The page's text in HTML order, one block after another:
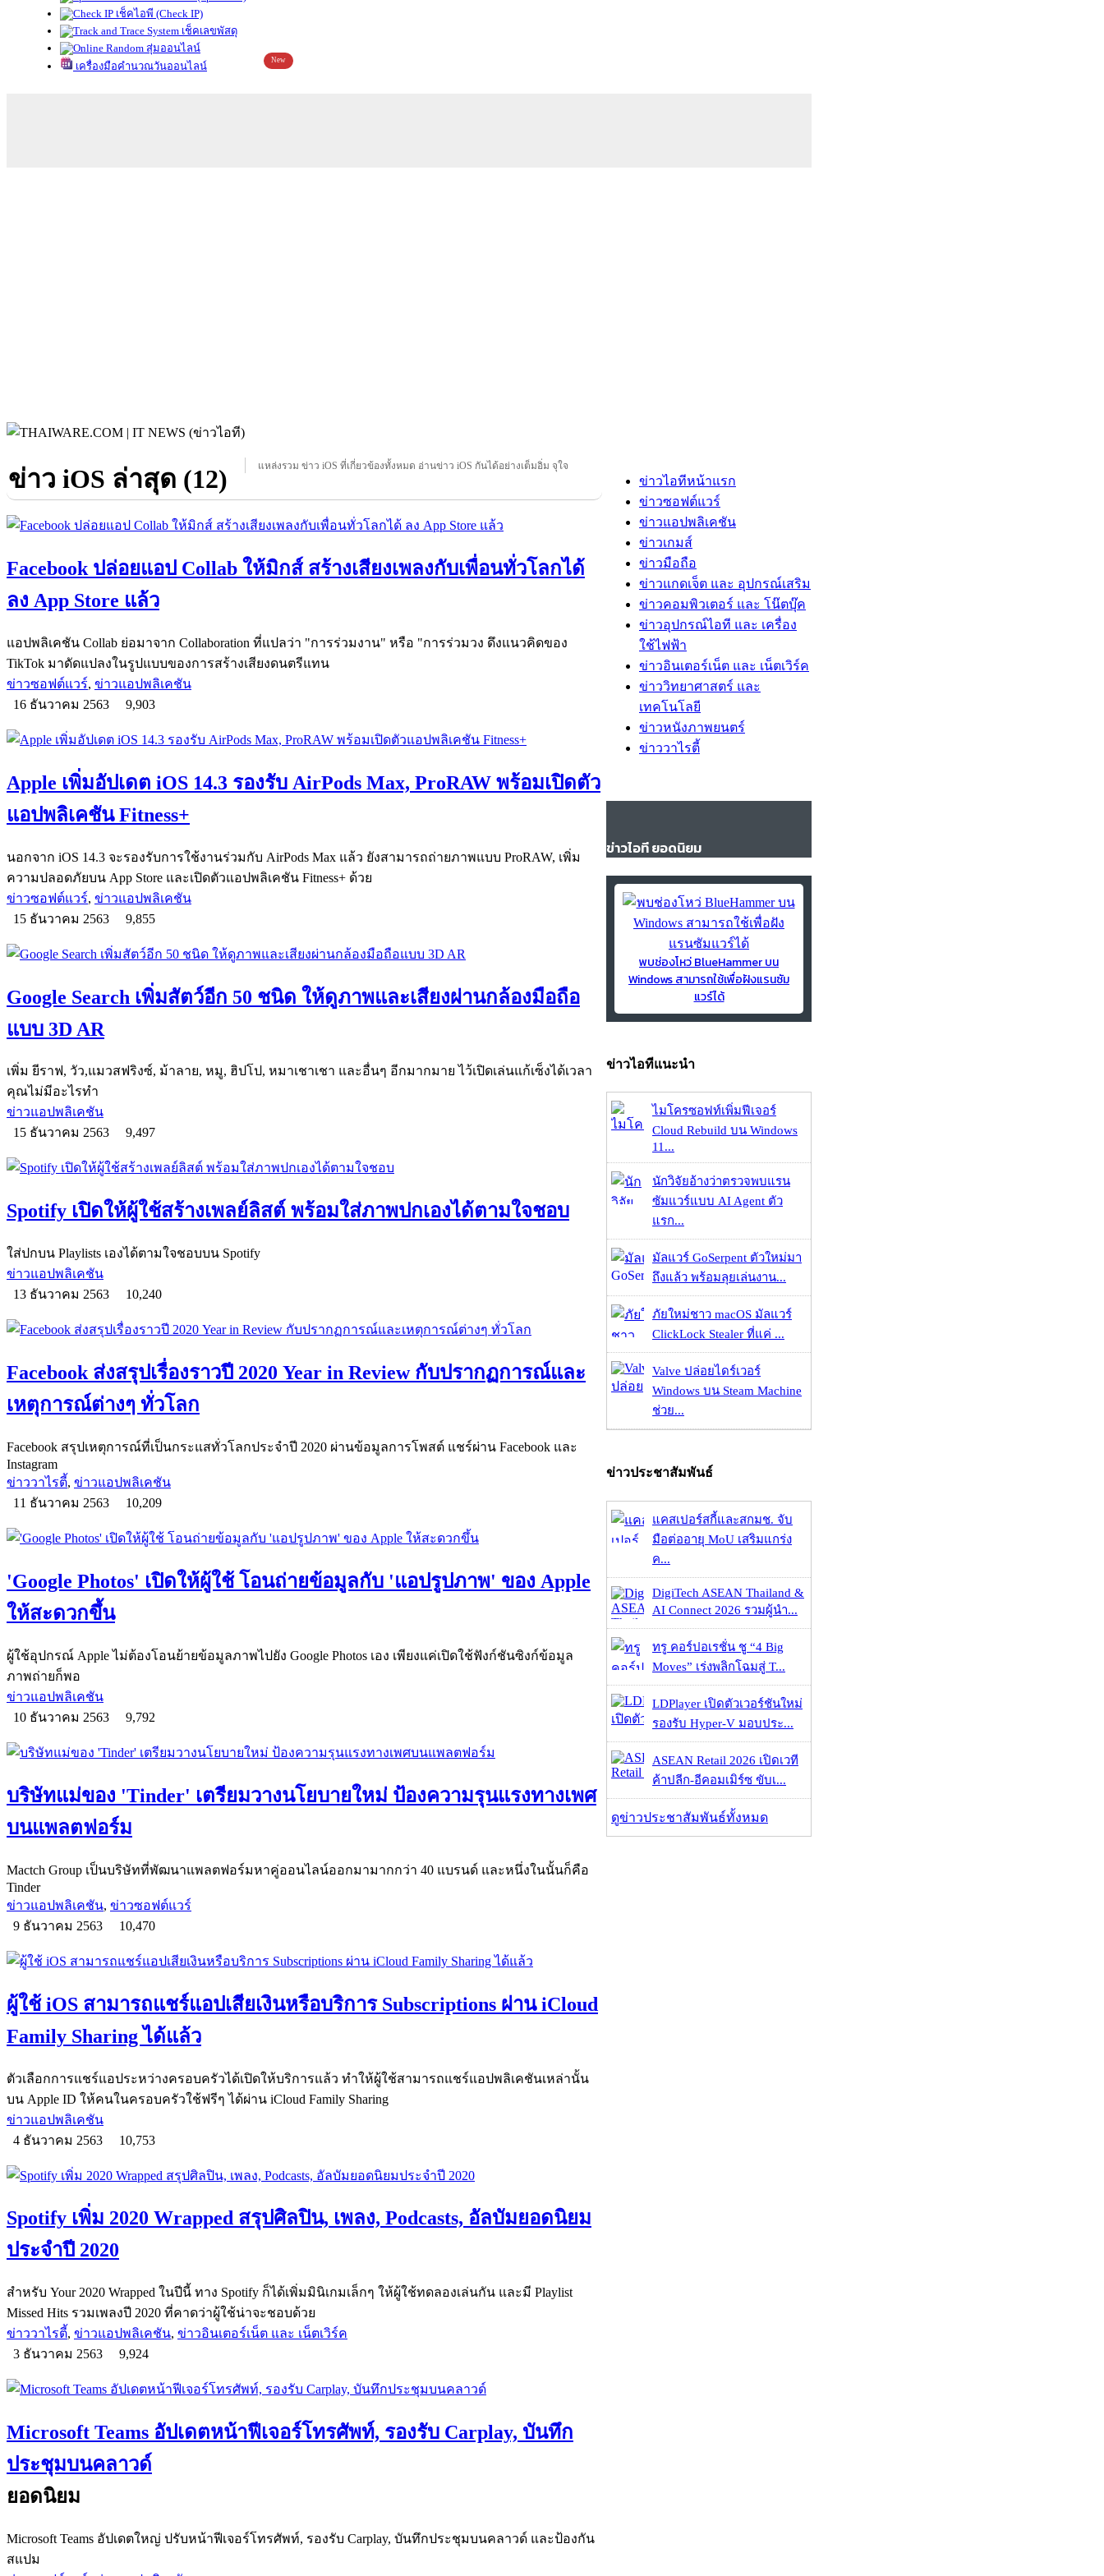
เช็คไอพี (Check IP)
เช็คเลขพัสดุ
สุ่มออนไลน์
เครื่องมือคำนวณวันออนไลน์
New
ข่าว iOS ล่าสุด (12) แหล่งรวม ข่าว iOS ที่เกี่ยวข้องทั้งหมด อ่านข่าว iOS กันได้อย่างเต็มอิ่ม จุใจ
Facebook ปล่อยแอป Collab ให้มิกส์ สร้างเสียงเพลงกับเพื่อนทั่วโลกได้
ลง App Store แล้ว
แอปพลิเคชัน Collab ย่อมาจาก Collaboration ที่แปลว่า "การร่วมงาน" หรือ "การร่วมวง ดึงแนวคิดของ
TikTok มาดัดแปลงในรูปแบบของการสร้างเสียงดนตรีแทน
ข่าวซอฟต์แวร์, ข่าวแอปพลิเคชัน
16 ธันวาคม 2563
9,903
Apple เพิ่มอัปเดต iOS 14.3 รองรับ AirPods Max, ProRAW พร้อมเปิดตัว
แอปพลิเคชัน Fitness+
นอกจาก iOS 14.3 จะรองรับการใช้งานร่วมกับ AirPods Max แล้ว ยังสามารถถ่ายภาพแบบ ProRAW, เพิ่ม
ความปลอดภัยบน App Store และเปิดตัวแอปพลิเคชัน Fitness+ ด้วย
ข่าวซอฟต์แวร์, ข่าวแอปพลิเคชัน
15 ธันวาคม 2563
9,855
Google Search เพิ่มสัตว์อีก 50 ชนิด ให้ดูภาพและเสียงผ่านกล้องมือถือ
แบบ 3D AR
เพิ่ม ยีราฟ, วัว,แมวสฟริงซ์, ม้าลาย, หมู, ฮิปโป, หมาเชาเชา และอื่นๆ อีกมากมาย ไว้เปิดเล่นแก้เซ็งได้เวลา
คุณไม่มีอะไรทำ
ข่าวแอปพลิเคชัน
15 ธันวาคม 2563
9,497
Spotify เปิดให้ผู้ใช้สร้างเพลย์ลิสต์ พร้อมใส่ภาพปกเองได้ตามใจชอบ
ใส่ปกบน Playlists เองได้ตามใจชอบบน Spotify
ข่าวแอปพลิเคชัน
13 ธันวาคม 2563
10,240
Facebook ส่งสรุปเรื่องราวปี 2020 Year in Review กับปรากฏการณ์และ
เหตุการณ์ต่างๆ ทั่วโลก
Facebook สรุปเหตุการณ์ที่เป็นกระแสทั่วโลกประจำปี 2020 ผ่านข้อมูลการโพสต์ แชร์ผ่าน Facebook และ
Instagram
ข่าววาไรตี้, ข่าวแอปพลิเคชัน
11 ธันวาคม 2563
10,209
'Google Photos' เปิดให้ผู้ใช้ โอนถ่ายข้อมูลกับ 'แอปรูปภาพ' ของ Apple
ให้สะดวกขึ้น
ผู้ใช้อุปกรณ์ Apple ไม่ต้องโอนย้ายข้อมูลภาพไปยัง Google Photos เอง เพียงแค่เปิดใช้ฟังก์ชันซิงก์ข้อมูล
ภาพถ่ายก็พอ
ข่าวแอปพลิเคชัน
10 ธันวาคม 2563
9,792
บริษัทแม่ของ 'Tinder' เตรียมวางนโยบายใหม่ ป้องความรุนแรงทางเพศ
บนแพลตฟอร์ม
Mactch Group เป็นบริษัทที่พัฒนาแพลตฟอร์มหาคู่ออนไลน์ออกมามากกว่า 40 แบรนด์ และหนึ่งในนั้นก็คือ
Tinder
ข่าวแอปพลิเคชัน, ข่าวซอฟต์แวร์
9 ธันวาคม 2563
10,470
ผู้ใช้ iOS สามารถแชร์แอปเสียเงินหรือบริการ Subscriptions ผ่าน iCloud
Family Sharing ได้แล้ว
ตัวเลือกการแชร์แอประหว่างครอบครัวได้เปิดให้บริการแล้ว ทำให้ผู้ใช้สามารถแชร์แอปพลิเคชันเหล่านั้น
บน Apple ID ให้คนในครอบครัวใช้ฟรีๆ ได้ผ่าน iCloud Family Sharing
ข่าวแอปพลิเคชัน
4 ธันวาคม 2563
10,753
Spotify เพิ่ม 2020 Wrapped สรุปศิลปิน, เพลง, Podcasts, อัลบัมยอดนิยม
ประจำปี 2020
สำหรับ Your 2020 Wrapped ในปีนี้ ทาง Spotify ก็ได้เพิ่มมินิเกมเล็กๆ ให้ผู้ใช้ทดลองเล่นกัน และมี Playlist
Missed Hits รวมเพลงปี 2020 ที่คาดว่าผู้ใช้น่าจะชอบด้วย
ข่าววาไรตี้, ข่าวแอปพลิเคชัน, ข่าวอินเตอร์เน็ต และ เน็ตเวิร์ค
3 ธันวาคม 2563
9,924
Microsoft Teams อัปเดตหน้าฟีเจอร์โทรศัพท์, รองรับ Carplay, บันทึก
ประชุมบนคลาวด์
ยอดนิยม
Microsoft Teams อัปเดตใหญ่ ปรับหน้าฟีเจอร์โทรศัพท์, รองรับ Carplay, บันทึกประชุมบนคลาวด์ และป้องกัน
สแปม
ข่าวไอทีหน้าแรก
ข่าวซอฟต์แวร์
ข่าวแอปพลิเคชัน
ข่าวเกมส์
ข่าวมือถือ
ข่าวแกดเจ็ต และ อุปกรณ์เสริม
ข่าวคอมพิวเตอร์ และ โน๊ตบุ๊ค
ข่าวอุปกรณ์ไอที และ เครื่อง
ใช้ไฟฟ้า
ข่าวอินเตอร์เน็ต และ เน็ตเวิร์ค
ข่าววิทยาศาสตร์ และ
เทคโนโลยี
ข่าวหนังภาพยนตร์
ข่าววาไรตี้
ข่าวไอที ยอดนิยม
พบช่องโหว่ BlueHammer บน
Windows สามารถใช้เพื่อฝังแรนซัม
แวร์ได้
ข่าวไอทีแนะนำ
ไมโครซอฟท์เพิ่มฟีเจอร์
Cloud Rebuild บน Windows
11...
นักวิจัยอ้างว่าตรวจพบแรน
ซัมแวร์แบบ AI Agent ตัว
แรก...
มัลแวร์ GoSerpent ตัวใหม่มา
ถึงแล้ว พร้อมลุยเล่นงาน...
ภัยใหม่ชาว macOS มัลแวร์
ClickLock Stealer ที่แค่ ...
Valve ปล่อยไดร์เวอร์
Windows บน Steam Machine
ช่วย...
ข่าวประชาสัมพันธ์
แคสเปอร์สกี้และสกมช. จับ
มือต่ออายุ MoU เสริมแกร่ง
ค...
DigiTech ASEAN Thailand &
AI Connect 2026 รวมผู้นำ...
ทรู คอร์ปอเรชั่น ชู “4 Big
Moves” เร่งพลิกโฉมสู่ T...
LDPlayer เปิดตัวเวอร์ชันใหม่
รองรับ Hyper-V มอบประ...
ASEAN Retail 2026 เปิดเวที
ค้าปลีก-อีคอมเมิร์ซ ขับเ...
ดูข่าวประชาสัมพันธ์ทั้งหมด